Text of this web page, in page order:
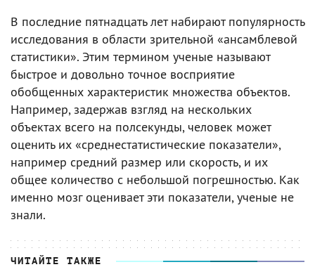
В последние пятнадцать лет набирают популярность
исследования в области зрительной «ансамблевой
статистики». Этим термином ученые называют
быстрое и довольно точное восприятие
обобщенных характеристик множества объектов.
Например, задержав взгляд на нескольких
объектах всего на полсекунды, человек может
оценить их «среднестатистические показатели»,
например средний размер или скорость, и их
общее количество с небольшой погрешностью. Как
именно мозг оценивает эти показатели, ученые не
знали.
ЧИТАЙТЕ ТАКЖЕ